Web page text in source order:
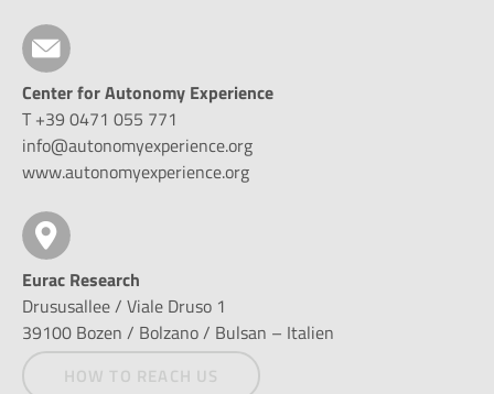
Center for Autonomy Experience
T +39 0471 055 771
info@autonomyexperience.org
www.autonomyexperience.org
Eurac Research
Drususallee / Viale Druso 1
39100 Bozen / Bolzano / Bulsan – Italien
HOW TO REACH US